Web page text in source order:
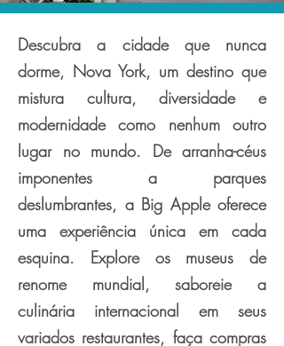
Descubra a cidade que nunca
dorme, Nova York, um destino que
mistura cultura, diversidade e
modernidade como nenhum outro
lugar no mundo. De arranha-céus
imponentes a parques
deslumbrantes, a Big Apple oferece
uma experiência única em cada
esquina. Explore os museus de
renome mundial, saboreie a
culinária internacional em seus
variados restaurantes, faça compras